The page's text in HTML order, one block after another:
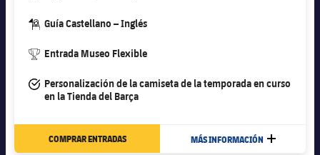
Resultados
Clasificaciones
Hockey Hierba Femenino
Actualidad
Plantilla
Agenda
Escuela de Patinaje
Rugby
Actualidad
Voleibol
plusicon
más
Noticias
Apúntate a las amateurs
plusicon
más
#guide-dark
Guía Castellano – Inglés
#trophy
Entrada Museo Flexible
#tick
Personalización de la camiseta de la temporada en curso
en la Tienda del Barça
COMPRAR ENTRADAS MÁS INFORMACIÓN MÁS